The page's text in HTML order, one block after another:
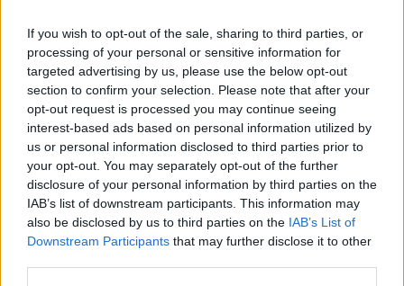
If you wish to opt-out of the sale, sharing to third parties, or
processing of your personal or sensitive information for
targeted advertising by us, please use the below opt-out
section to confirm your selection. Please note that after your
opt-out request is processed you may continue seeing
interest-based ads based on personal information utilized by
us or personal information disclosed to third parties prior to
your opt-out. You may separately opt-out of the further
disclosure of your personal information by third parties on the
IAB’s list of downstream participants. This information may
also be disclosed by us to third parties on the IAB’s List of
Downstream Participants that may further disclose it to other
ÉRZELMI INTELLIGENCIÁRA UTALHAT
Te szoktad?
08. 02.
SOKAN ROSSZUL TÁROLJÁK A GYÓGYSZEREIKET –
EMIATT CSÖKKENHET A HATÁSUK
Érdemes odafigyelni rá
08. 01.
EGYRE TÖBB FIATALNÁL JELENTKEZIK EZ A
VITAMINHIÁNY – ILYEN JELEKRE FIGYELJ
Erre figyelj!
07. 31.
NEM A CITROMSAV, AZ ECET VAGY A
SZÓDABIKARBÓNA A LEGERŐSEBB: EZT HASZNÁLJÁK A